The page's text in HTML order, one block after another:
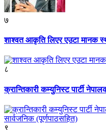
७
शाश्वत आकृति लिएर एउटा मानक
८
क्रान्तिकारी कम्युनिस्ट पार्टी
९